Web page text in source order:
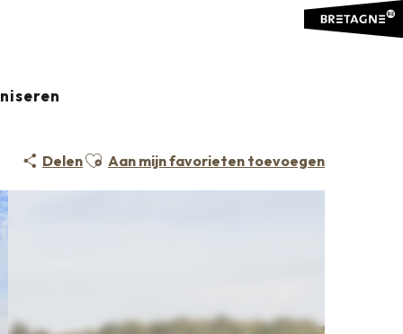
DelenAjouter aux favoris
Aan mijn favorieten toevoegen